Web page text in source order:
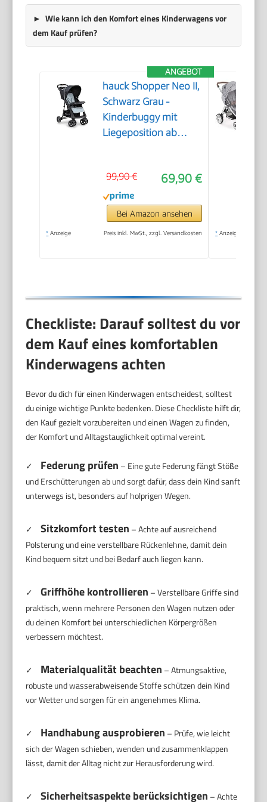
Wie kann ich den Komfort eines Kinderwagens vor
dem Kauf prüfen?
ANGEBOT
hauck Shopper Neo II,
Schwarz Grau -
Kinderbuggy mit
Liegeposition ab
Getränkehalter,
Einhändig Klein
Zusammenklappbar,
Tasche im Verdeck, XL
69,90 €
99,90 €
Bei Amazon ansehen
* Anzeige Preis inkl. MwSt., zzgl. Versandkosten * Anzeige
Checkliste: Darauf solltest du vor
dem Kauf eines komfortablen
Kinderwagens achten
Bevor du dich für einen Kinderwagen entscheidest, solltest
du einige wichtige Punkte bedenken. Diese Checkliste hilft dir,
den Kauf gezielt vorzubereiten und einen Wagen zu finden,
der Komfort und Alltagstauglichkeit optimal vereint.
✓ Federung prüfen – Eine gute Federung fängt Stöße
und Erschütterungen ab und sorgt dafür, dass dein Kind sanft
unterwegs ist, besonders auf holprigen Wegen.
✓ Sitzkomfort testen – Achte auf ausreichend
Polsterung und eine verstellbare Rückenlehne, damit dein
Kind bequem sitzt und bei Bedarf auch liegen kann.
✓ Griffhöhe kontrollieren – Verstellbare Griffe sind
praktisch, wenn mehrere Personen den Wagen nutzen oder
du deinen Komfort bei unterschiedlichen Körpergrößen
verbessern möchtest.
✓ Materialqualität beachten – Atmungsaktive,
robuste und wasserabweisende Stoffe schützen dein Kind
vor Wetter und sorgen für ein angenehmes Klima.
✓ Handhabung ausprobieren – Prüfe, wie leicht
sich der Wagen schieben, wenden und zusammenklappen
lässt, damit der Alltag nicht zur Herausforderung wird.
✓ Sicherheitsaspekte berücksichtigen – Achte